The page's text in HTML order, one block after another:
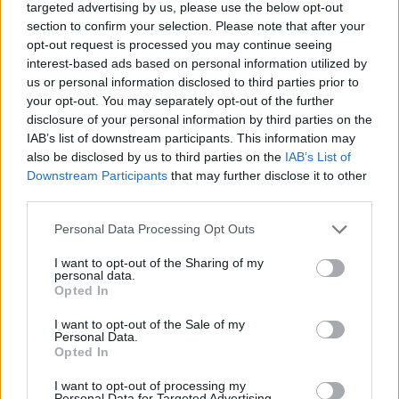
targeted advertising by us, please use the below opt-out
section to confirm your selection. Please note that after your
opt-out request is processed you may continue seeing
interest-based ads based on personal information utilized by
us or personal information disclosed to third parties prior to
your opt-out. You may separately opt-out of the further
disclosure of your personal information by third parties on the
IAB’s list of downstream participants. This information may
also be disclosed by us to third parties on the IAB’s List of
Downstream Participants that may further disclose it to other
Please note that this website/app uses one or more Google
not limited to your visit or usage behaviour. You may click to
grant or deny consent to Google and its third-party tags to
use your data for below specified purposes in below Google
consent section.
Personal Data Processing Opt Outs
I want to opt-out of the Sharing of my
personal data.
Opted In
I want to opt-out of the Sale of my
Personal Data.
Opted In
I want to opt-out of processing my
kritiek op beleid en de kwalificatie van
antisemitisme. Deze nuance is essentieel in een tijd
waarin de wereld steeds meer polariseert.